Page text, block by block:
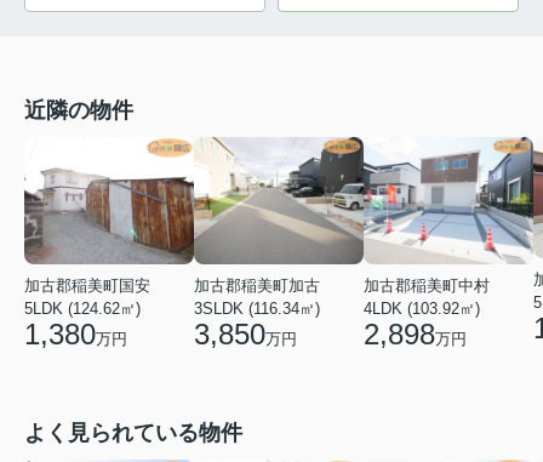
近隣の物件
加古郡稲美町国安
5LDK (124.62㎡)
1,380万円
加古郡稲美町加古
3SLDK (116.34㎡)
3,850万円
加古郡稲美町中村
4LDK (103.92㎡)
2,898万円
よく見られている物件